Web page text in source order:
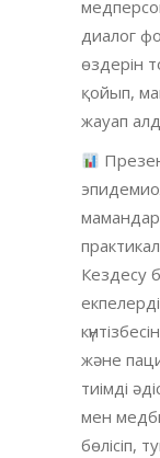
диалог
өздерін
қойып,
жауап
Кездесу
және
тиімді
мен
бөлісіп,